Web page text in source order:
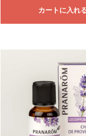
カートに入れ